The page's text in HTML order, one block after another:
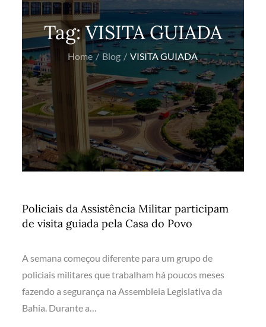
Tag:VISITA GUIADA
Home Blog VISITA GUIADA
Policiais da Assistência Militar participam
de visita guiada pela Casa do Povo
A semana começou diferente para um grupo de
policiais militares que trabalham há poucos meses
fazendo a segurança na Assembleia Legislativa da
Bahia. Durante a…